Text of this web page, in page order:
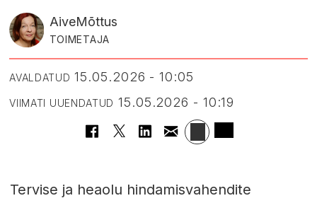
AiveMõttus
TOIMETAJA
AVALDATUD 15.05.2026 - 10:05
VIIMATI UUENDATUD 15.05.2026 - 10:19
Tervise ja heaolu hindamisvahendite